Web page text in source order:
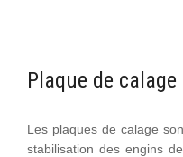
Plaque de
Les plaques de calage
stabilisation des engins